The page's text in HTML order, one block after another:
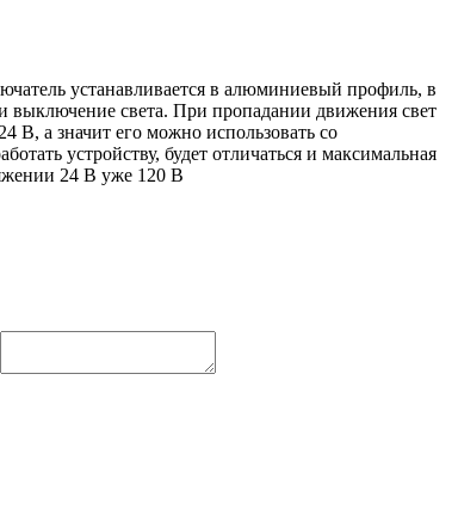
устанавливается в алюминиевый профиль, в
выключение света. При пропадании движения свет
В, а значит его можно использовать со
устройству, будет отличаться и максимальная
24 В уже 120 В